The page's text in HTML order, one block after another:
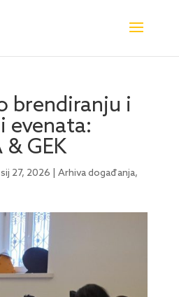
brendiranju i
evenata:
GEK
sij 27, 2026 Arhiva događanja,